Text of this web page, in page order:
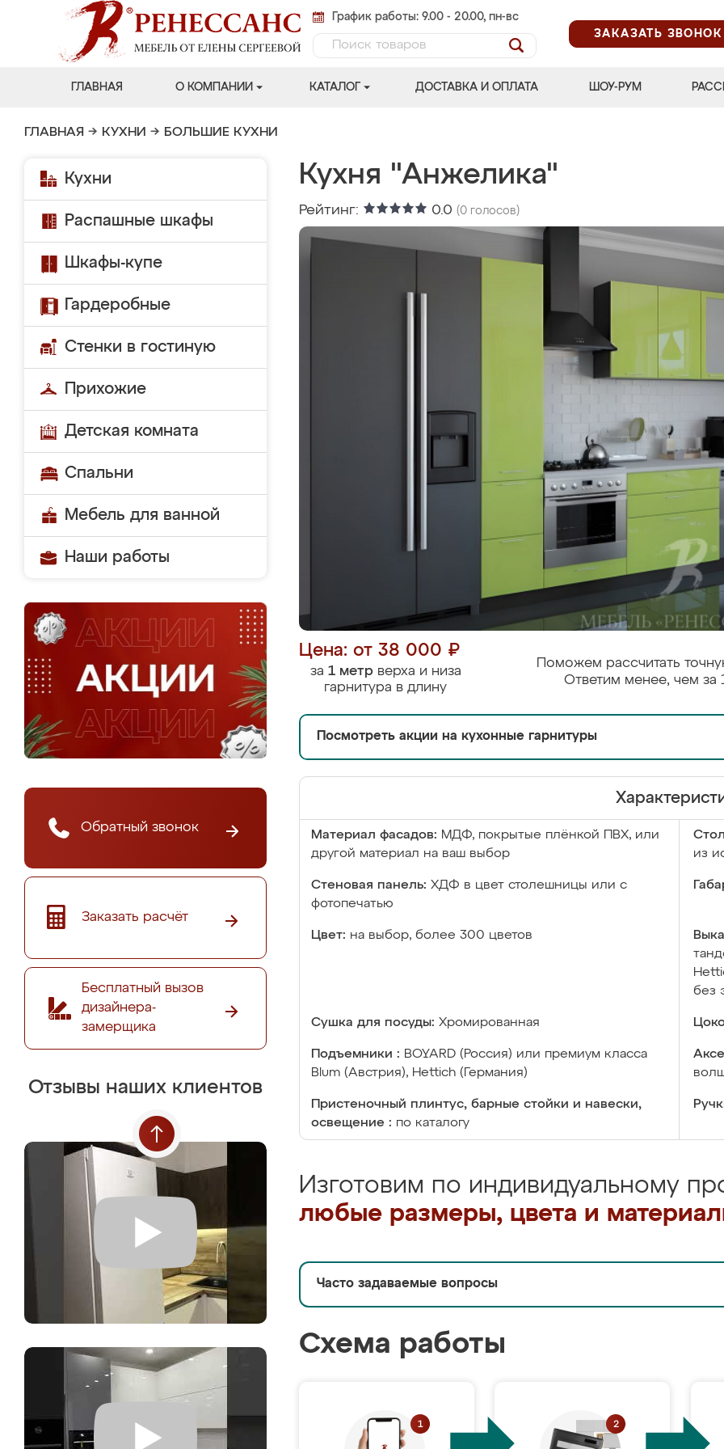
График работы: 9.00 - 20.00, пн-вс
ЗАКАЗАТЬ ЗВОНОК
ГЛАВНАЯ О КОМПАНИИ КАТАЛОГ ДОСТАВКА И ОПЛАТА ШОУ-РУМ
ГЛАВНАЯ → КУХНИ → БОЛЬШИЕ КУХНИ
Кухни
Распашные шкафы
Шкафы-купе
Гардеробные
Стенки в гостиную
Прихожие
Детская комната
Спальни
Мебель для ванной
Наши работы
Обратный звонок
Заказать расчёт
Бесплатный вызов
дизайнера-
замерщика
Отзывы наших клиентов
Кухня "Анжелика"
Рейтинг: 0.0 (0 голосов)
Цена: от 38 000 ₽
за 1 метрверха и низа
гарнитура в длину
Поможем рассчитать
Ответим менее, чем за
Посмотреть акции на кухонные гарнитуры
Материал фасадов: МДФ, покрытые плёнкой ПВХ, или
другой материал на ваш выбор
из
Стеновая панель: ХДФ в цвет столешницы или с
фотопечатью
Цвет: на выбор, более 300 цветов
без
Сушка для посуды: Хромированная
Подъемники : BOYARD (Россия) или премиум класса
Blum (Австрия), Hettich (Германия)
Пристеночный плинтус, барные стойки и навески,
освещение : по каталогу
Изготовим по индивидуальному
любые размеры, цвета и
Часто задаваемые вопросы
Схема работы